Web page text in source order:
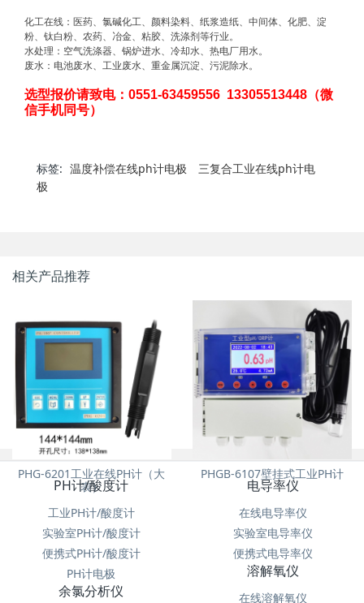
化工在线：医药、氯碱化工、颜料染料、纸浆造纸、中间体、化肥、淀
粉、钛白粉、农药、冶金、粘胶、洗涤剂等行业。
水处理：空气洗涤器、锅炉进水、冷却水、热电厂用水。
废水：电池废水、工业废水、重金属沉淀、污泥除水。
选型报价请致电：0551-63459556 13305513448（微
信手机同号）
标签: 温度补偿在线ph计电极
三复合工业在线ph计电
极
相关产品推荐
PHG-6201工业在线PH计（大
表）
PHGB-6107壁挂式工业PH计
PH计/酸度计
工业PH计/酸度计
实验室PH计/酸度计
便携式PH计/酸度计
PH计电极
电导率仪
在线电导率仪
实验室电导率仪
便携式电导率仪
溶解氧仪
在线溶解氧仪
余氯分析仪